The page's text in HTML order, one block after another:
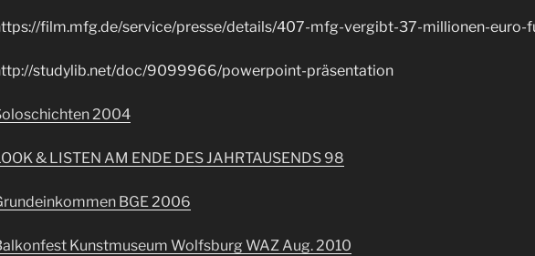
film.mfg.de/service/presse/details/407-mfg-vergibt-37-millionen-euro-
studylib.net/doc/9099966/powerpoint-präsentation
2004
& LISTEN AM ENDE DES JAHRTAUSENDS 98
BGE 2006
Kunstmuseum Wolfsburg WAZ Aug. 2010